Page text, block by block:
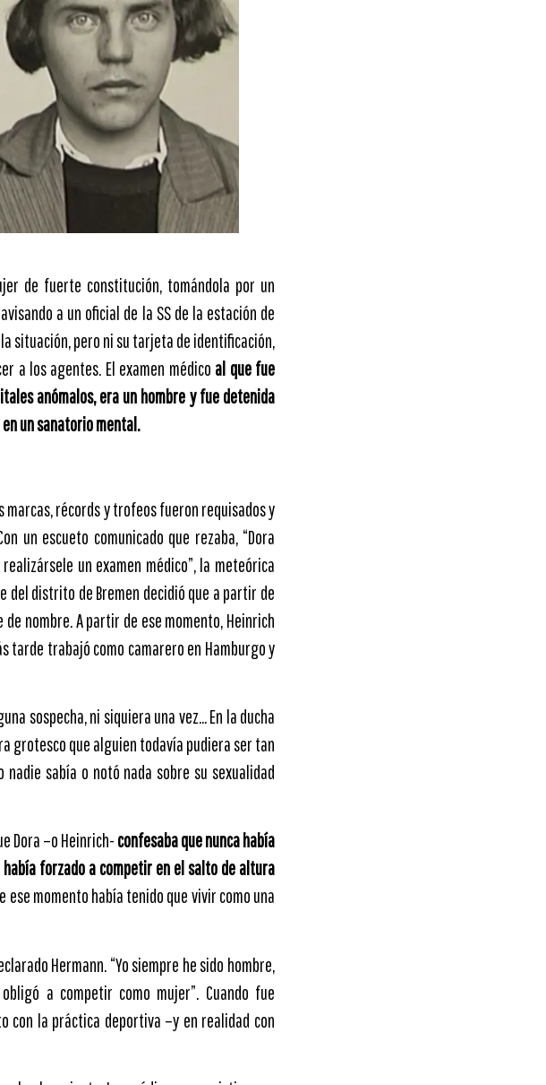
de fuerte constitución, tomándola por un
a un oficial de la SS de la estación de
situación, pero ni su tarjeta de identificación,
a los agentes. El examen médico al que fue
anómalos, era un hombre y fue detenida
un sanatorio mental.
marcas, récords y trofeos fueron requisados y
un escueto comunicado que rezaba, “Dora
un examen médico”, la meteórica
del distrito de Bremen decidió que a partir de
nombre. A partir de ese momento, Heinrich
tarde trabajó como camarero en Hamburgo y
sospecha, ni siquiera una vez… En la ducha
grotesco que alguien todavía pudiera ser tan
nadie sabía o notó nada sobre su sexualidad
Dora –o Heinrich- confesaba que nunca había
forzado a competir en el salto de altura
ese momento había tenido que vivir como una
Hermann. “Yo siempre he sido hombre,
a competir como mujer”. Cuando fue
con la práctica deportiva –y en realidad con